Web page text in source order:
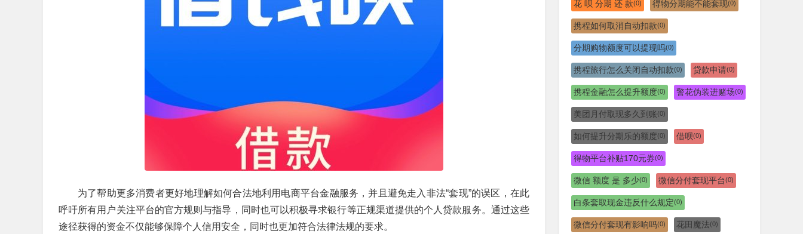
为了帮助更多消费者更好地理解如何合法地利用电商平台金融服务，并且避免走入非法“套现”的误区，在此
呼吁所有用户关注平台的官方规则与指导，同时也可以积极寻求银行等正规渠道提供的个人贷款服务。通过这些
途径获得的资金不仅能够保障个人信用安全，同时也更加符合法律法规的要求。
花 呗 分期 还 款(0) 得物分期能不能套现(0)
携程如何取消自动扣款(0)
分期购物额度可以提现吗(0)
携程旅行怎么关闭自动扣款(0) 贷款申请(0)
携程金融怎么提升额度(0) 警花伪装进赌场(0)
美团月付取现多久到账(0)
如何提升分期乐的额度(0) 借呗(0)
得物平台补贴170元券(0)
微信 额度 是 多少(0) 微信分付套现平台(0)
白条套取现金违反什么规定(0)
微信分付套现有影响吗(0) 花田魔法(0)